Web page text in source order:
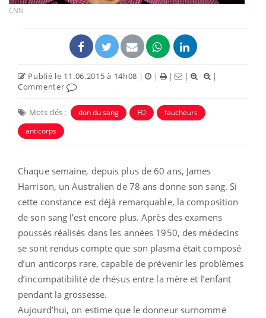
CNN
Publié le 11.06.2015 à 14h08 | | | |
|
Commenter
Mots clés : don du sang FO
faucheurs
anticorps
Chaque semaine, depuis plus de 60 ans, James
Harrison, un Australien de 78 ans donne son sang. Si
cette constance est déjà remarquable, la composition
de son sang l’est encore plus. Après des examens
poussés réalisés dans les années 1950, des médecins
se sont rendus compte que son plasma était composé
d’un anticorps rare, capable de prévenir les problèmes
d’incompatibilité de rhésus entre la mère et l’enfant
pendant la grossesse.
Aujourd’hui, on estime que le donneur surnommé